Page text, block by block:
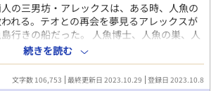
の三男坊・アレックスは、ある時、人魚の
れる。テオとの再会を夢見るアレックスが
行きの船だった。 人魚博士、人魚の巣、人
を狙う商人―…人魚という、未知の生物に魅
巻き込まれ、テオとアレックス（＋人魚博
始まる！ 冒険メインの友情！絆！異種間恋
続きを読む
文字数 106,753 最終更新日 2023.10.29 登録日 2023.10.8